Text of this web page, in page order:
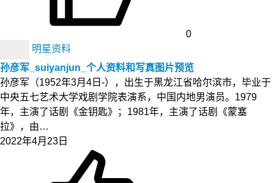
0
明星资料
孙彦军_suiyanjun_个人资料和写真图片预览
孙彦军（1952年3月4日-），出生于黑龙江省哈尔滨市，毕业于
中央五七艺术大学戏剧学院表演系，中国内地男演员。1979
年，主演了话剧《金钥匙》；1981年，主演了话剧《蒙塞
拉》，由…
2022年4月23日